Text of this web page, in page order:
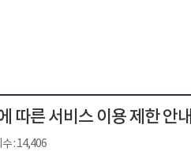
따른 서비스 이용 제한 안내
: 14,406